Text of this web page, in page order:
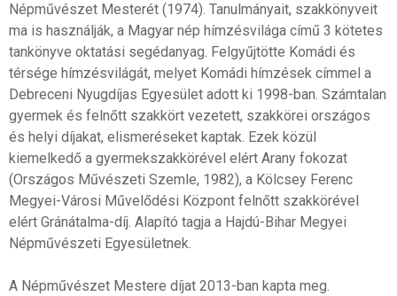
Népművészet Mesterét (1974). Tanulmányait, szakkönyveit
ma is használják, a Magyar nép hímzésvilága című 3 kötetes
tankönyve oktatási segédanyag. Felgyűjtötte Komádi és
térsége hímzésvilágát, melyet Komádi hímzések címmel a
Debreceni Nyugdíjas Egyesület adott ki 1998-ban. Számtalan
gyermek és felnőtt szakkört vezetett, szakkörei országos
és helyi díjakat, elismeréseket kaptak. Ezek közül
kiemelkedő a gyermekszakkörével elért Arany fokozat
(Országos Művészeti Szemle, 1982), a Kölcsey Ferenc
Megyei-Városi Művelődési Központ felnőtt szakkörével
elért Gránátalma-díj. Alapító tagja a Hajdú-Bihar Megyei
Népművészeti Egyesületnek.
A Népművészet Mestere díjat 2013-ban kapta meg.